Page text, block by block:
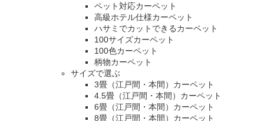
ペット対応カーペット
高級ホテル仕様カーペット
ハサミでカットできるカーペット
100サイズカーペット
100色カーペット
柄物カーペット
サイズで選ぶ
3畳（江戸間・本間）カーペット
4.5畳（江戸間・本間）カーペット
6畳（江戸間・本間）カーペット
8畳（江戸間・本間）カーペット